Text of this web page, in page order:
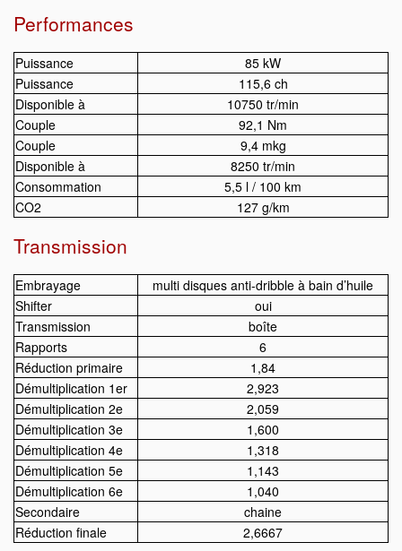
Performances
Puissance
85 kW
Puissance
115,6 ch
Disponible à
10750 tr/min
Couple
92,1 Nm
Couple
9,4 mkg
Disponible à
8250 tr/min
Consommation
5,5 l / 100 km
CO2
127 g/km
Transmission
Embrayage
multi disques anti-dribble à bain d’huile
Shifter
oui
Transmission
boîte
Rapports
6
Réduction primaire
1,84
Démultiplication 1er
2,923
Démultiplication 2e
2,059
Démultiplication 3e
1,600
Démultiplication 4e
1,318
Démultiplication 5e
1,143
Démultiplication 6e
1,040
Secondaire
chaine
Réduction finale
2,6667